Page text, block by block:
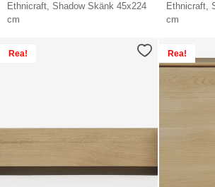
Ethnicraft, Shadow Skänk 45x224
cm
Ethnicraft,
cm
Rea! Rea!